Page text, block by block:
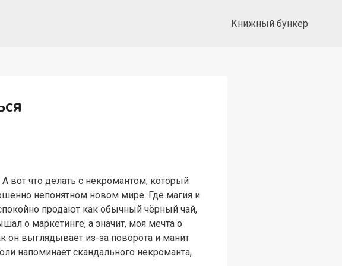
Книжный бункер
что делать с некромантом, который
непонятном новом мире. Где магия и
продают как обычный чёрный чай,
о маркетинге, а значит, моя мечта о
он выглядывает из-за поворота и манит
напоминает скандального некроманта,